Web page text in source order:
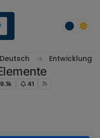
Deutsch Entwicklung
41